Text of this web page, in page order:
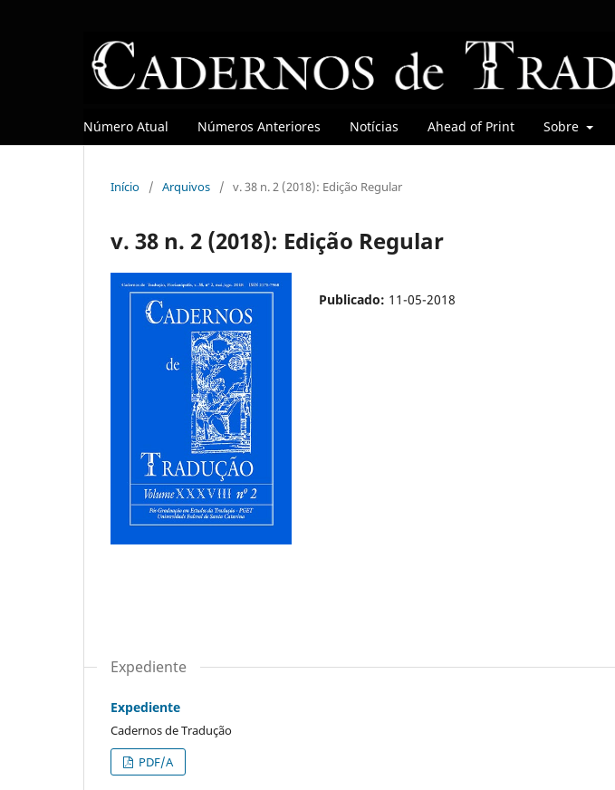
Número Atual Números Anteriores Notícias Ahead of Print Sobre
Início / Arquivos / v. 38 n. 2 (2018): Edição Regular
v. 38 n. 2 (2018): Edição Regular
Publicado: 11-05-2018
Expediente
Expediente
Cadernos de Tradução
PDF/A